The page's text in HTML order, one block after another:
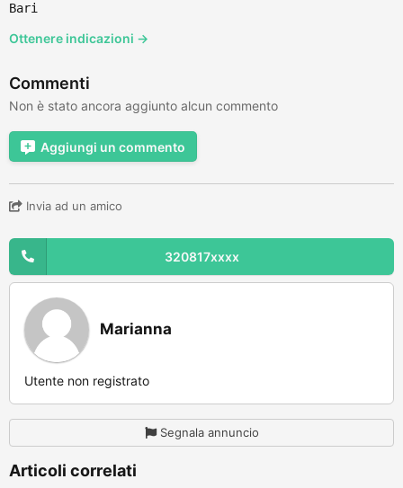
Bari
Ottenere indicazioni →
Commenti
Non è stato ancora aggiunto alcun commento
Aggiungi un commento
Invia ad un amico
320817xxxx
Marianna
Utente non registrato
Segnala annuncio
Articoli correlati